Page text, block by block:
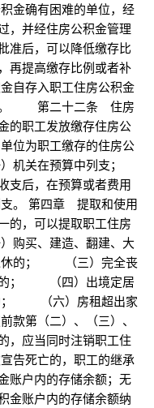
确有困难的单位，经
，并经住房公积金管理
准后，可以降低缴存比
再提高缴存比例或者补
存入职工住房公积金
。 第二十二条 住房
的职工发放缴存住房公
为职工缴存的住房公
关在预算中列支；
后，在预算或者费用
。 第四章 提取和使用
，可以提取职工住房
买、建造、翻建、大
休的； （三）完全丧
的； （四）出境定居
（六）房租超出家
第（二）、（三）、
，应当同时注销职工住
死亡的，职工的继承
账户内的存储余额；无
金账户内的存储余额纳